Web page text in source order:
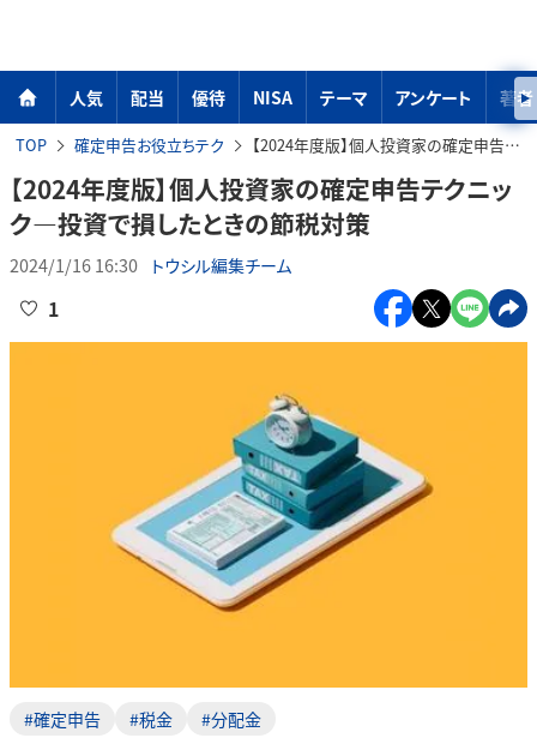
人気 配当 優待 NISA テーマ アンケート 著者
TOP 確定申告お役立ちテク 【2024年度版】個人投資家の確定申告テクニック―投資で損したときの節税対策
【2024年度版】個人投資家の確定申告テクニッ
ク―投資で損したときの節税対策
2024/1/16 16:30 トウシル編集チーム
1
#確定申告 #税金 #分配金